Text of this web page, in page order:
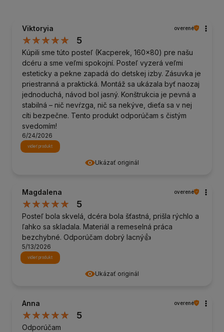
Ukázať originál
Viktoryia overené
5
Kúpili sme túto posteľ (Kacperek, 160x80) pre našu
dcéru a sme veľmi spokojní. Posteľ vyzerá veľmi
esteticky a pekne zapadá do detskej izby. Zásuvka je
priestranná a praktická. Montáž sa ukázala byť naozaj
jednoduchá, návod bol jasný. Konštrukcia je pevná a
stabilná – nič nevŕzga, nič sa nekýve, dieťa sa v nej
cíti bezpečne. Tento produkt odporúčam s čistým
svedomím!
6/24/2026
vidieť produkt
Ukázať originál
Magdalena overené
5
Posteľ bola skvelá, dcéra bola šťastná, prišla rýchlo a
ľahko sa skladala. Materiál a remeselná práca
bezchybné. Odporúčam dobrý lacný👍️
5/13/2026
vidieť produkt
Anna overené
5
Odporúčam